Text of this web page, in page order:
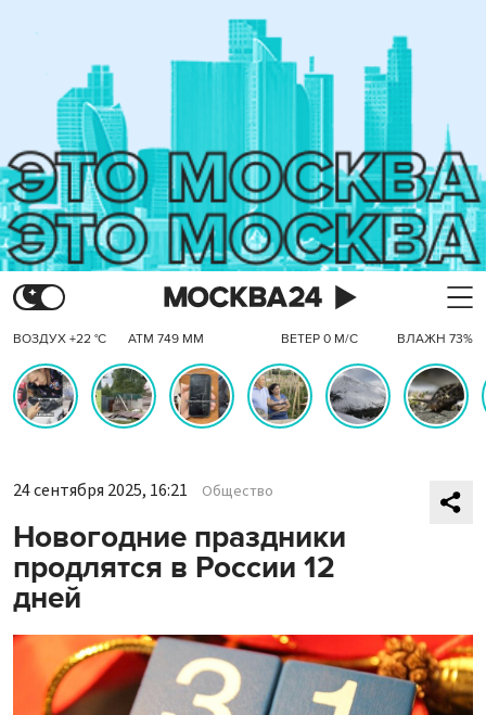
ВОЗДУХ +22 °C АТМ 749 ММ ВЕТЕР 0 М/С ВЛАЖН 73%
24 сентября 2025, 16:21 Общество
Новогодние праздники
продлятся в России 12
дней